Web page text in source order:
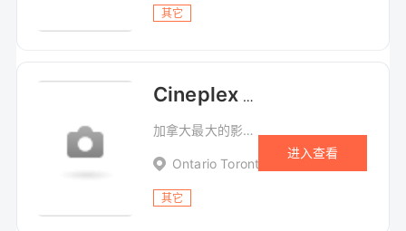
其它
Cineplex 影院-加拿大最大的影视集团
加拿大最大的影视集团
Ontario Toronto 20 Carlton Street
其它
进入查看